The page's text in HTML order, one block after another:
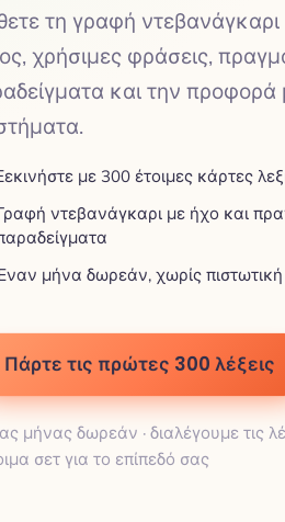
τη γραφή ντεβανάγκαρι
χρήσιμες φράσεις,
και την
με 300 έτοιμες κάρτες
ντεβανάγκαρι με ήχο και
μήνα δωρεάν, χωρίς
Πάρτε τις πρώτες 300 λέξεις
μήνας δωρεάν · διαλέγουμε τις
σετ για το επίπεδό σας